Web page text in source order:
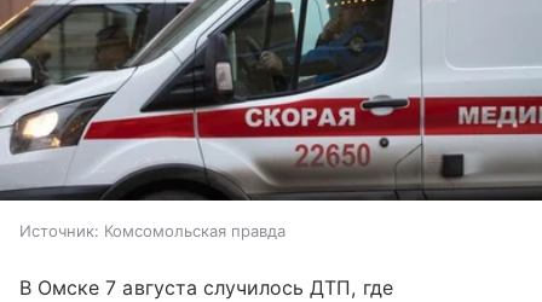
Источник: Комсомольская правда
В Омске 7 августа случилось ДТП, где